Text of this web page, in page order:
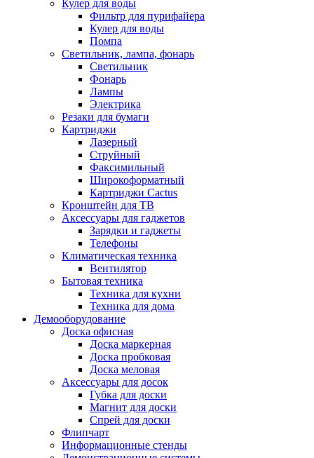
Кулер для воды
Фильтр для пурифайера
Кулер для воды
Помпа
Светильник, лампа, фонарь
Светильник
Фонарь
Лампы
Электрика
Резаки для бумаги
Картриджи
Лазерный
Струйный
Факсимильный
Широкоформатный
Картриджи Cactus
Кронштейн для ТВ
Аксессуары для гаджетов
Зарядки и гаджеты
Телефоны
Климатическая техника
Вентилятор
Бытовая техника
Техника для кухни
Техника для дома
Демооборудование
Доска офисная
Доска маркерная
Доска пробковая
Доска меловая
Аксессуары для досок
Губка для доски
Магнит для доски
Спрей для доски
Флипчарт
Информационные стенды